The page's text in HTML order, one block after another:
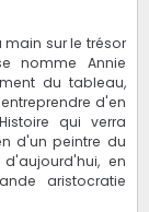
sur le trésor
nomme Annie
du tableau,
d'en
qui verra
d'un peintre du
en
aristocratie